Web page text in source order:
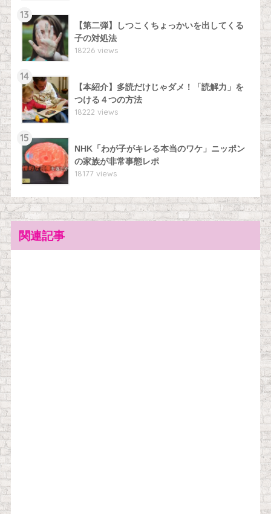
13
【第二弾】しつこくちょっかいを出してくる
子の対処法
18226 views
14
【本紹介】多読だけじゃダメ！「読解力」を
つける４つの方法
18222 views
15
NHK「わが子がキレる本当のワケ」ニッポン
の家族が非常事態レポ
18177 views
関連記事